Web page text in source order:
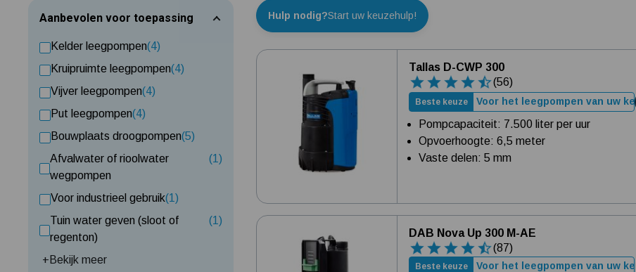
Aanbevolen voor toepassing
Kelder leegpompen(4)
Kruipruimte leegpompen(4)
Vijver leegpompen(4)
Put leegpompen(4)
Bouwplaats droogpompen(5)
Afvalwater of rioolwater
wegpompen
(1)
Voor industrieel gebruik(1)
Tuin water geven (sloot of
regenton)
(1)
+ Bekijk meer
Hulp nodig?Start uw keuzehulp!
Tallas D-CWP 300
(56)
Beste keuze Voor het leegpompen van uw
Pompcapaciteit: 7.500 liter per uur
Opvoerhoogte: 6,5 meter
Vaste delen: 5 mm
DAB Nova Up 300 M-AE
(87)
Beste keuze Voor het leegpompen van uw